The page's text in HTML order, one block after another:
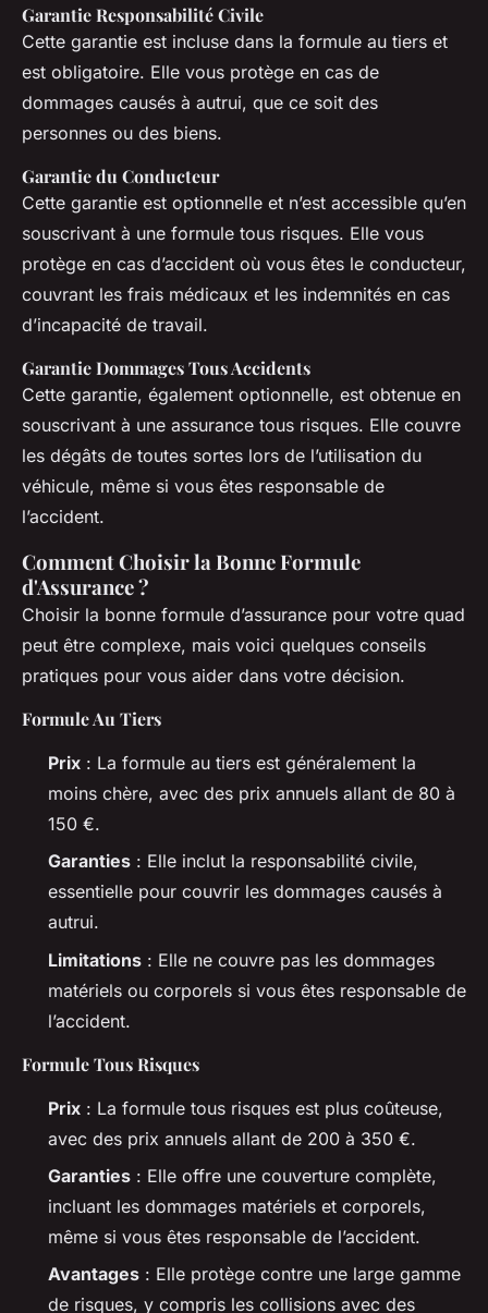
Garantie Responsabilité Civile
Cette garantie est incluse dans la formule au tiers et
est obligatoire. Elle vous protège en cas de
dommages causés à autrui, que ce soit des
personnes ou des biens.
Garantie du Conducteur
Cette garantie est optionnelle et n’est accessible qu’en
souscrivant à une formule tous risques. Elle vous
protège en cas d’accident où vous êtes le conducteur,
couvrant les frais médicaux et les indemnités en cas
d’incapacité de travail.
Garantie Dommages Tous Accidents
Cette garantie, également optionnelle, est obtenue en
souscrivant à une assurance tous risques. Elle couvre
les dégâts de toutes sortes lors de l’utilisation du
véhicule, même si vous êtes responsable de
l’accident.
Comment Choisir la Bonne Formule
d'Assurance ?
Choisir la bonne formule d’assurance pour votre quad
peut être complexe, mais voici quelques conseils
pratiques pour vous aider dans votre décision.
Formule Au Tiers
Prix : La formule au tiers est généralement la
moins chère, avec des prix annuels allant de 80 à
150 €.
Garanties : Elle inclut la responsabilité civile,
essentielle pour couvrir les dommages causés à
autrui.
Limitations : Elle ne couvre pas les dommages
matériels ou corporels si vous êtes responsable de
l’accident.
Formule Tous Risques
Prix : La formule tous risques est plus coûteuse,
avec des prix annuels allant de 200 à 350 €.
Garanties : Elle offre une couverture complète,
incluant les dommages matériels et corporels,
même si vous êtes responsable de l’accident.
Avantages : Elle protège contre une large gamme
de risques, y compris les collisions avec des